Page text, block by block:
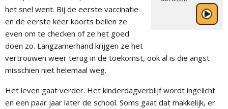
het snel went. Bij de eerste vaccinatie
en de eerste keer koorts bellen ze
even om te checken of ze het goed
doen zo. Langzamerhand krijgen ze het
vertrouwen weer terug in de toekomst, ook al is die angst
misschien niet helemaal weg.
Het leven gaat verder. Het kinderdagverblijf wordt ingelicht
en een paar jaar later de school. Soms gaat dat makkelijk, er